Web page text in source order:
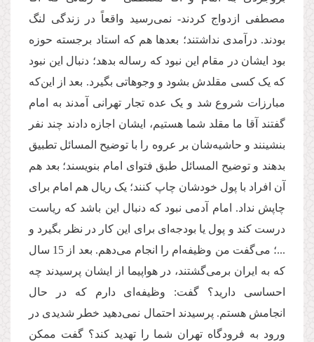
مصطفی ازدواج کردند- نمی‌رسید واقعاً در زندگی لنگ
بودند. درآمدی نداشتند؛ بعدها هم که استاد برجسته حوزه
بود ایشان در مقام این نبود که رساله بدهد؛ دنبال این نبود
که یک کسی مقلدش بشود و وجوهاتی بگیرد. بعد از این‌که
مبارزات شروع شد و یک عده تجار تهرانی آمدند به‌ امام
گفتند آقا ما مقلد شما هستیم، ایشان اجازه دادند چند نفر
بنشینند و حاشیه‌شان بر عروه را با توضیح المسائل تطبیق
بدهند و توضیح المسائل طبق فتوای‌ امام بنویسند؛ بعد هم
آن افراد با پول خودشان چاپ کنند؛ یک ریال هم‌ امام برای
چاپش نداد.‌ امام آدمی نبود که دنبال این باشد که ریاست
درست کند و پول یا بودجه‌ای برای این کار در نظر بگیرد و
...؛ می‌گفت من وظیفه‌ام را انجام می‌دهم. بعد از 15 سال
که به ایران برمی‌گشتند، در هواپیما از ایشان پرسیدند چه
احساسی دارید؟ گفت: وظیفه‌ای دارم که در حال
انجامش هستم. پرسیدند احتمال نمی‌دهید خطر شدیدی در
ورود به فرودگاه تهران شما را تهدید کند؟ گفت ممکن